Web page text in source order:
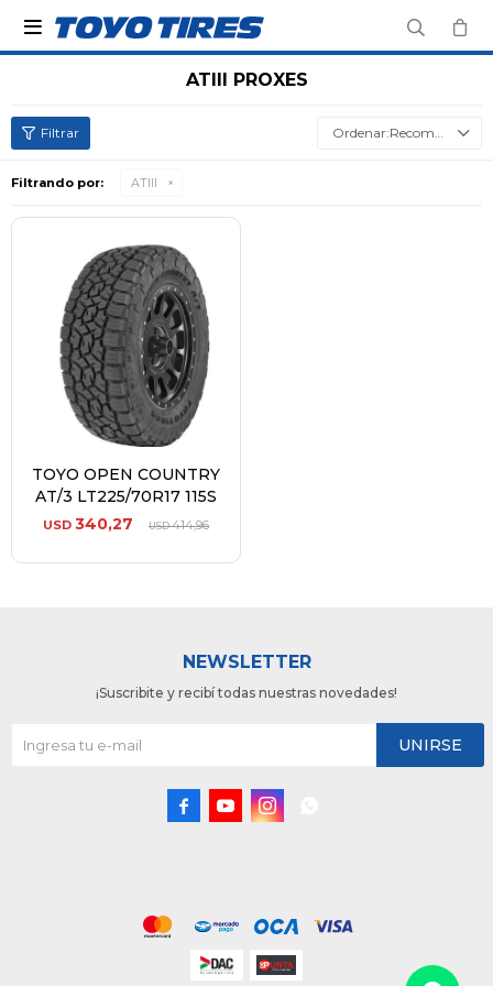

ATIII PROXES
Recomendados
Filtrando por: ATIII
TOYO OPEN COUNTRY
AT/3 LT225/70R17 115S
USD 340,27 USD414,96
NEWSLETTER
¡Suscribite y recibí todas nuestras novedades!
UNIRSE
  